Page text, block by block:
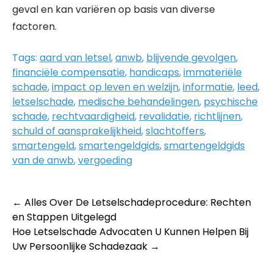
geval en kan variëren op basis van diverse
factoren.
Tags: aard van letsel,anwb, blijvende gevolgen,
financiële compensatie, handicaps,immateriële
schade,impact op leven en welzijn,informatie, leed,
letselschade, medische behandelingen, psychische
schade, rechtvaardigheid, revalidatie, richtlijnen,
schuld of aansprakelijkheid,slachtoffers,
smartengeld,smartengeldgids,smartengeldgids
van de anwb,vergoeding
Post
navigation
← Alles Over De Letselschadeprocedure: Rechten
en Stappen Uitgelegd
Hoe Letselschade Advocaten U Kunnen Helpen Bij
Uw Persoonlijke Schadezaak →